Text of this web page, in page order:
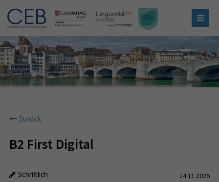
Zurück
B2 First Digital
Schriftlich 14.11.2026